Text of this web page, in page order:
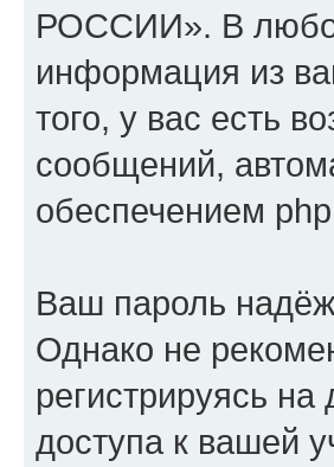
РОССИИ». В
информация из
того, у вас есть
сообщений,
обеспечением
Ваш пароль
Однако не
регистрируясь
доступа к вашей